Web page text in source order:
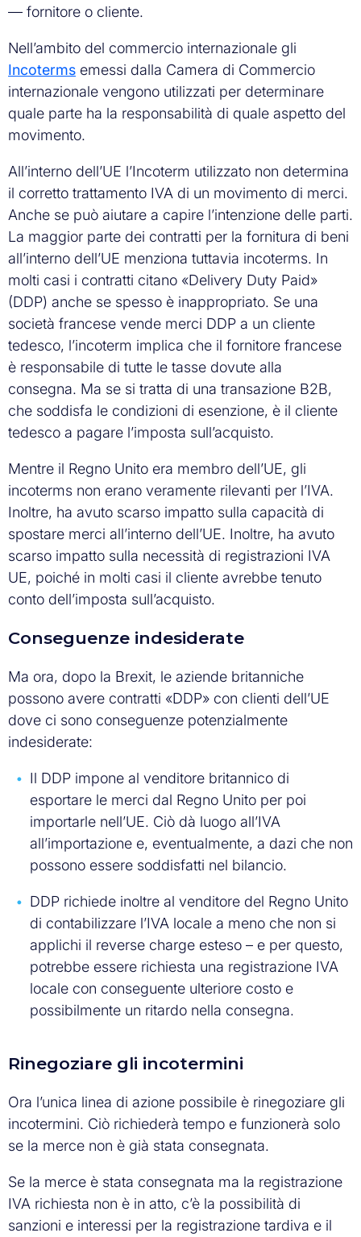
— fornitore o cliente.
Nell’ambito del commercio internazionale gli
Incoterms emessi dalla Camera di Commercio
internazionale vengono utilizzati per determinare
quale parte ha la responsabilità di quale aspetto del
movimento.
All’interno dell’UE l’Incoterm utilizzato non determina
il corretto trattamento IVA di un movimento di merci.
Anche se può aiutare a capire l’intenzione delle parti.
La maggior parte dei contratti per la fornitura di beni
all’interno dell’UE menziona tuttavia incoterms. In
molti casi i contratti citano «Delivery Duty Paid»
(DDP) anche se spesso è inappropriato. Se una
società francese vende merci DDP a un cliente
tedesco, l’incoterm implica che il fornitore francese
è responsabile di tutte le tasse dovute alla
consegna. Ma se si tratta di una transazione B2B,
che soddisfa le condizioni di esenzione, è il cliente
tedesco a pagare l’imposta sull’acquisto.
Mentre il Regno Unito era membro dell’UE, gli
incoterms non erano veramente rilevanti per l’IVA.
Inoltre, ha avuto scarso impatto sulla capacità di
spostare merci all’interno dell’UE. Inoltre, ha avuto
scarso impatto sulla necessità di registrazioni IVA
UE, poiché in molti casi il cliente avrebbe tenuto
conto dell’imposta sull’acquisto.
Conseguenze indesiderate
Ma ora, dopo la Brexit, le aziende britanniche
possono avere contratti «DDP» con clienti dell’UE
dove ci sono conseguenze potenzialmente
indesiderate:
Il DDP impone al venditore britannico di
esportare le merci dal Regno Unito per poi
importarle nell’UE. Ciò dà luogo all’IVA
all’importazione e, eventualmente, a dazi che non
possono essere soddisfatti nel bilancio.
DDP richiede inoltre al venditore del Regno Unito
di contabilizzare l’IVA locale a meno che non si
applichi il reverse charge esteso – e per questo,
potrebbe essere richiesta una registrazione IVA
locale con conseguente ulteriore costo e
possibilmente un ritardo nella consegna.
Rinegoziare gli incotermini
Ora l’unica linea di azione possibile è rinegoziare gli
incotermini. Ciò richiederà tempo e funzionerà solo
se la merce non è già stata consegnata.
Se la merce è stata consegnata ma la registrazione
IVA richiesta non è in atto, c’è la possibilità di
sanzioni e interessi per la registrazione tardiva e il